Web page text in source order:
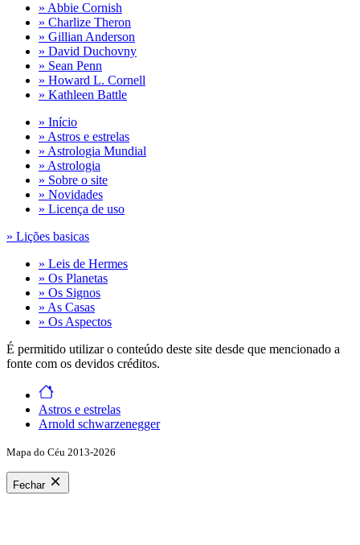
» Abbie Cornish
» Charlize Theron
» Gillian Anderson
» David Duchovny
» Sean Penn
» Howard L. Cornell
» Kathleen Battle
» Início
» Astros e estrelas
» Astrologia Mundial
» Astrologia
» Sobre o site
» Novidades
» Licença de uso
» Lições basicas
» Leis de Hermes
» Os Planetas
» Os Signos
» As Casas
» Os Aspectos
É permitido utilizar o conteúdo deste site desde que mencionado a
fonte com os devidos créditos.
Astros e estrelas
Arnold schwarzenegger
Mapa do Céu 2013-2026
Fechar